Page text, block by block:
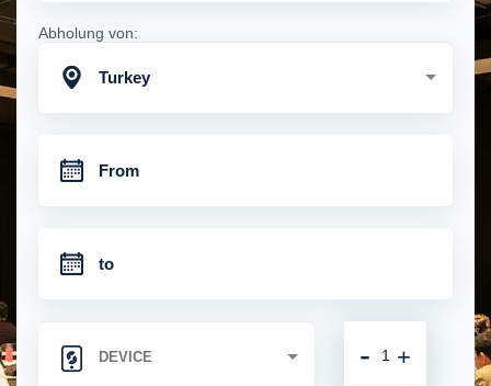
Abholung von:
Turkey
+
-